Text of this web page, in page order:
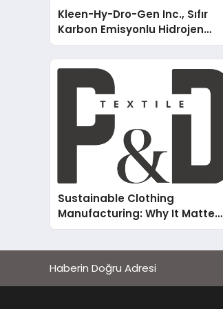
Kleen-Hy-Dro-Gen Inc., Sıfır
Karbon Emisyonlu Hidrojen
Isıtma Teknolojisinde ISO ve
TSSA Düzenleyici Onaylarını
Aldı
Sustainable Clothing
Manufacturing: Why It Matters
for Modern Fashion Brands
Haberin Doğru Adresi